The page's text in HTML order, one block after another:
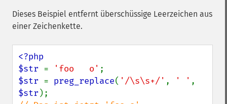
Dieses Beispiel entfernt überschüssige Leerzeichen aus
einer Zeichenkette.
<?php
$str = 'foo   o'
$str = preg_replace( '/\s\s+/' , ' '
$str